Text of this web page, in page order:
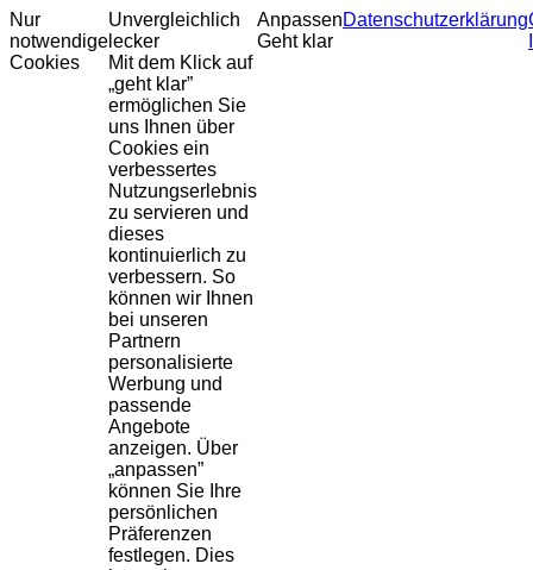
Nur
notwendige
Cookies
Unvergleichlich
lecker
Mit dem Klick auf
„geht klar”
ermöglichen Sie
uns Ihnen über
Cookies ein
verbessertes
Nutzungserlebnis
zu servieren und
dieses
kontinuierlich zu
verbessern. So
können wir Ihnen
bei unseren
Partnern
personalisierte
Werbung und
passende
Angebote
anzeigen. Über
„anpassen”
können Sie Ihre
persönlichen
Präferenzen
festlegen. Dies
Anpassen
Geht klar
Datenschutzerklärung